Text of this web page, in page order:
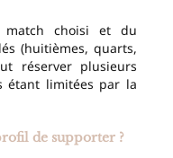
match choisi et du
(huitièmes, quarts,
réserver plusieurs
étant limitées par la
de supporter ?